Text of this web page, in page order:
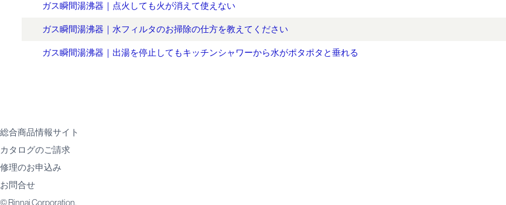
ガス瞬間湯沸器｜点火しても火が消えて使えない
ガス瞬間湯沸器｜水フィルタのお掃除の仕方を教えてください
ガス瞬間湯沸器｜出湯を停止してもキッチンシャワーから水がポタポタと垂れる
総合商品情報サイト
カタログのご請求
修理のお申込み
お問合せ
© Rinnai Corporation.